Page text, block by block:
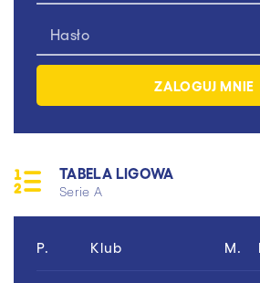
TABELA LIGOWA
Serie A
P. Klub M.